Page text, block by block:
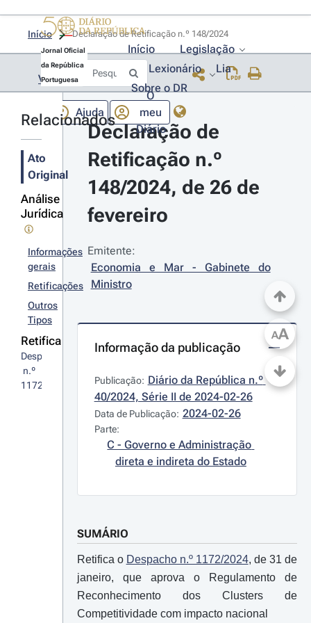
Jornal Oficial
da República
Portuguesa
Início
Legislação
Lexionário
Lia
Sobre o DR
Ajuda
O
meu
Diário
Início
Voltar
Relacionados
Ato
Original
Análise
Jurídica
Informações
gerais
Retificações
Outros
Tipos
Retifica
Despacho
n.º
1172/2024
Declaração de
Retificação n.º
148/2024, de 26 de
fevereiro
Emitente:
Economia e Mar - Gabinete do
Ministro
Informação da publicação
Publicação: Diário da República n.º
40/2024, Série II de 2024-02-26
Data de Publicação: 2024-02-26
Parte:
C - Governo e Administração
direta e indireta do Estado
SUMÁRIO
Retifica o Despacho n.º 1172/2024, de 31 de
janeiro, que aprova o Regulamento de
Reconhecimento dos Clusters de
Competitividade com impacto nacional
AA